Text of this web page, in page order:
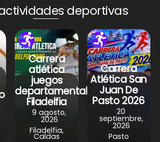
A
p
p
b
o
o
k
st a
m
deportivas
Carrera
atlética
juegos
departamentales
Filadelfia
9 agosto,
2026
Filadelfia,
Caldas
Carrera
Atlética San
Juan De
Pasto 2026
20
septiembre,
2026
Pasto